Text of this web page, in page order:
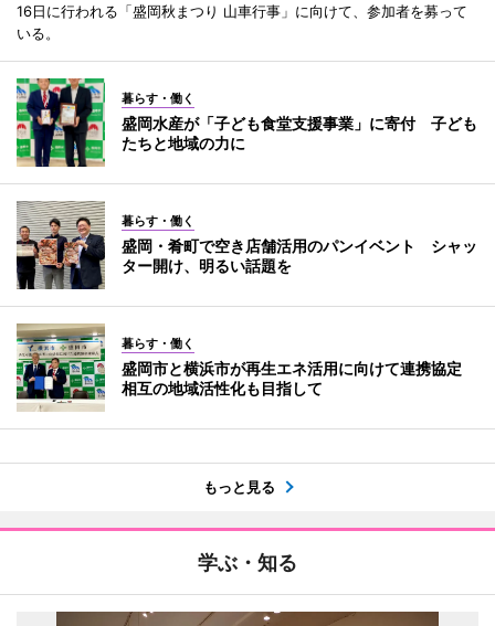
16日に行われる「盛岡秋まつり 山車行事」に向けて、参加者を募って
いる。
暮らす・働く
盛岡水産が「子ども食堂支援事業」に寄付 子ども
たちと地域の力に
暮らす・働く
盛岡・肴町で空き店舗活用のパンイベント シャッ
ター開け、明るい話題を
暮らす・働く
盛岡市と横浜市が再生エネ活用に向けて連携協定
相互の地域活性化も目指して
もっと見る
学ぶ・知る